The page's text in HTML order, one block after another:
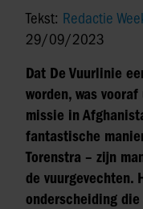
Tekst: Redactie
29/09/2023
Dat De Vuurlinie
worden, was
missie in
fantastische
Torenstra – zijn
de vuurgevechten.
onderscheiding